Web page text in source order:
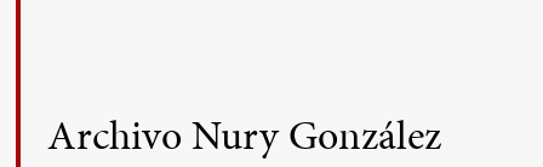
Archivo Nury González